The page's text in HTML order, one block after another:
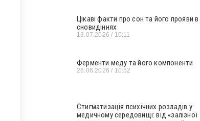
Цікаві факти про сон та його прояви в
сновидіннях
13.07.2026 10:11
Ферменти меду та його компоненти
26.06.2026 10:52
Стигматизація психічних розладів у
медичному середовищі: від «залізної